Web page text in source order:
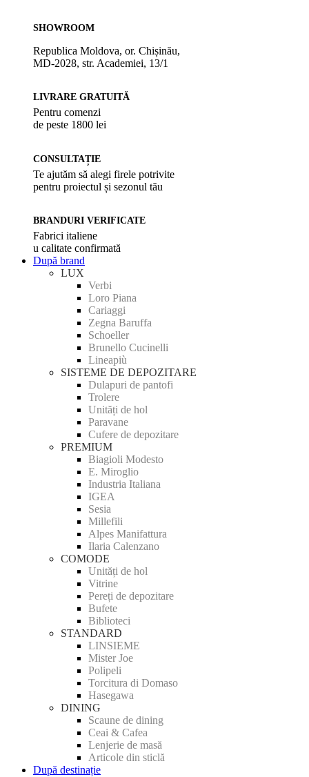
SHOWROOM
Republica Moldova, or. Chișinău,
MD-2028, str. Academiei, 13/1
LIVRARE GRATUITĂ
Pentru comenzi
de peste 1800 lei
CONSULTAȚIE
Te ajutăm să alegi firele potrivite
pentru proiectul și sezonul tău
BRANDURI VERIFICATE
Fabrici italiene
u calitate confirmată
După brand
LUX
Verbi
Loro Piana
Cariaggi
Zegna Baruffa
Schoeller
Brunello Cucinelli
Lineapiù
SISTEME DE DEPOZITARE
Dulapuri de pantofi
Trolere
Unități de hol
Paravane
Cufere de depozitare
PREMIUM
Biagioli Modesto
E. Miroglio
Industria Italiana
IGEA
Sesia
Millefili
Alpes Manifattura
Ilaria Calenzano
COMODE
Unități de hol
Vitrine
Pereți de depozitare
Bufete
Biblioteci
STANDARD
LINSIEME
Mister Joe
Polipeli
Torcitura di Domaso
Hasegawa
DINING
Scaune de dining
Ceai & Cafea
Lenjerie de masă
Articole din sticlă
După destinație